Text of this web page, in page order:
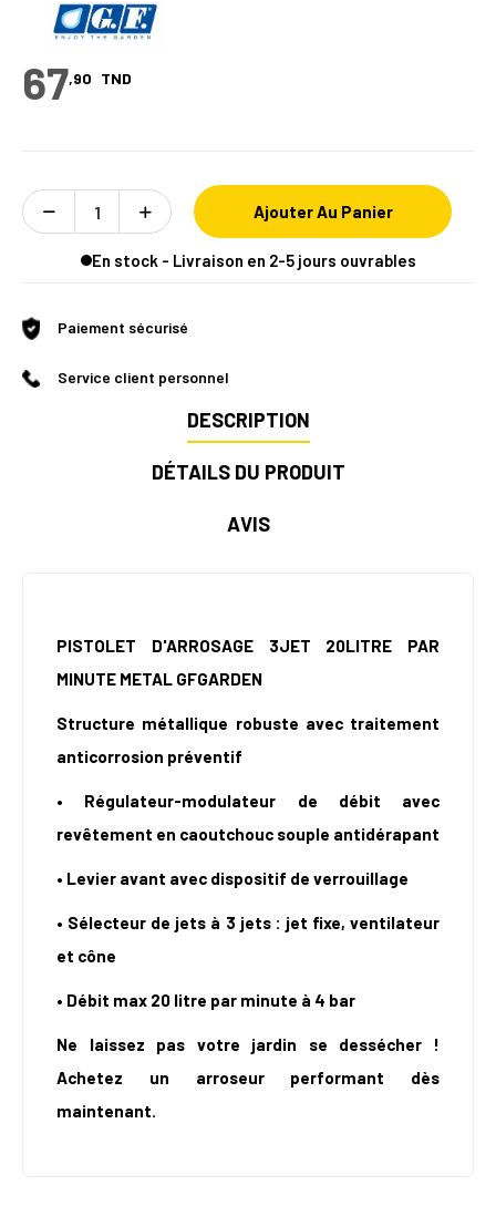
67,90 TND
Ajouter Au Panier
En stock - Livraison en 2-5 jours ouvrables
Paiement sécurisé
Service client personnel
DESCRIPTION
DÉTAILS DU PRODUIT
AVIS
PISTOLET D'ARROSAGE 3JET 20LITRE PAR
MINUTE METAL GFGARDEN
Structure métallique robuste avec traitement
anticorrosion préventif
• Régulateur-modulateur de débit avec
revêtement en caoutchouc souple antidérapant
• Levier avant avec dispositif de verrouillage
• Sélecteur de jets à 3 jets : jet fixe, ventilateur
et cône
• Débit max 20 litre par minute à 4 bar
Ne laissez pas votre jardin se dessécher !
Achetez un arroseur performant dès
maintenant.